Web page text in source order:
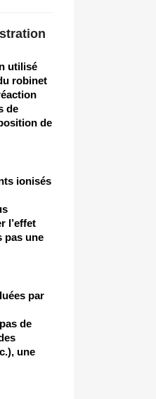
utilisé
robinet
de
de
ionisés
l’effet
pas une
par
de
une